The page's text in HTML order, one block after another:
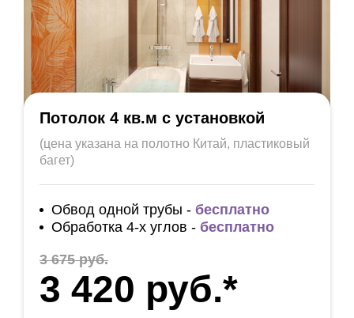
Потолок 4 кв.м с установкой
(цена указана на полотно Китай, пластиковый
багет)
Обвод одной трубы - бесплатно
Обработка 4-х углов - бесплатно
3 675 руб.
3 420 руб.*